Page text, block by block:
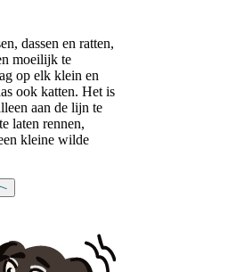
dassen en ratten,
moeilijk te
op elk klein en
ook katten. Het is
aan de lijn te
laten rennen,
kleine wilde